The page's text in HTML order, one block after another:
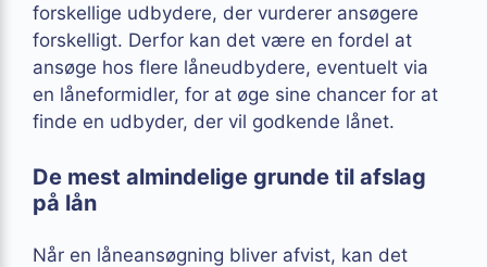
forskellige udbydere, der vurderer ansøgere
forskelligt. Derfor kan det være en fordel at
ansøge hos flere låneudbydere, eventuelt via
en låneformidler, for at øge sine chancer for at
finde en udbyder, der vil godkende lånet.
De mest almindelige grunde til afslag
på lån
Når en låneansøgning bliver afvist, kan det